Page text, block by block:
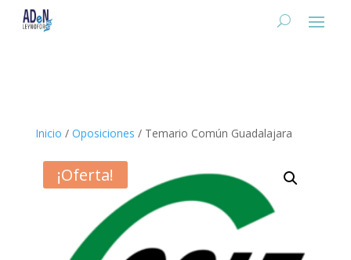
Inicio / Oposiciones / Temario Común Guadalajara
¡Oferta!